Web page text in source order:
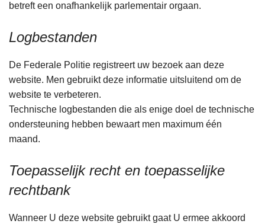
betreft een onafhankelijk parlementair orgaan.
Logbestanden
De Federale Politie registreert uw bezoek aan deze
website. Men gebruikt deze informatie uitsluitend om de
website te verbeteren.
Technische logbestanden die als enige doel de technische
ondersteuning hebben bewaart men maximum één
maand.
Toepasselijk recht en toepasselijke
rechtbank
Wanneer U deze website gebruikt gaat U ermee akkoord